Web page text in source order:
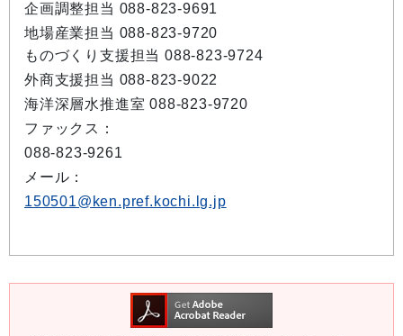
企画調整担当 088-823-9691
地場産業担当 088-823-9720
ものづくり支援担当 088-823-9724
外商支援担当 088-823-9022
海洋深層水推進室 088-823-9720
ファックス：
088-823-9261
メール：
150501@ken.pref.kochi.lg.jp